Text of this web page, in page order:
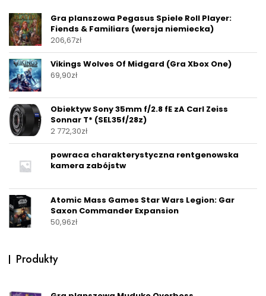
Gra planszowa Pegasus Spiele Roll Player:
Fiends & Familiars (wersja niemiecka)
206,67zł
Vikings Wolves Of Midgard (Gra Xbox One)
69,90zł
Obiektyw Sony 35mm f/2.8 fE zA Carl Zeiss
Sonnar T* (SEL35f/28z)
2 772,30zł
powraca charakterystyczna rentgenowska
kamera zabójstw
Atomic Mass Games Star Wars Legion: Gar
Saxon Commander Expansion
50,96zł
Produkty